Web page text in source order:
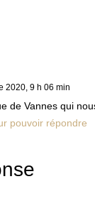
2020, 9 h 06 min
de Vannes qui
pouvoir répondre